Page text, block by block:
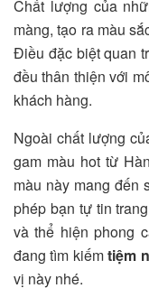
Chất lượng của
màng, tạo ra màu
Điều đặc biệt quan
đều thân thiện với
khách hàng.
Ngoài chất lượng
gam màu hot từ
màu này mang đến
phép bạn tự tin
và thể hiện phong
đang tìm kiếmtiệm
vị này nhé.